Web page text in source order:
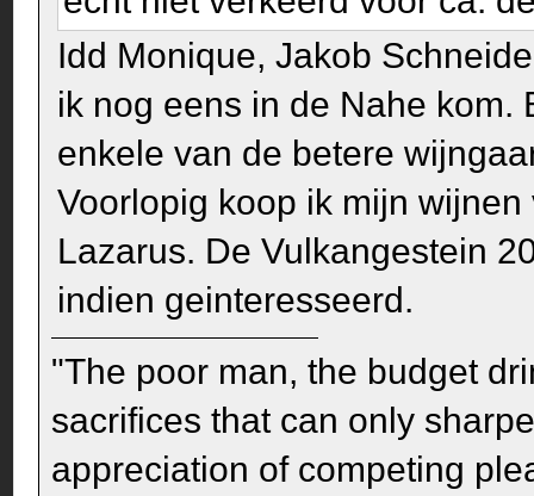
Idd Monique, Jakob
ik nog eens in de Nahe
enkele van de betere
Voorlopig koop ik mijn
Lazarus. De Vulkangestein
indien geinteresseerd.
"The poor man, the budget
sacrifices that can only
appreciation of competing